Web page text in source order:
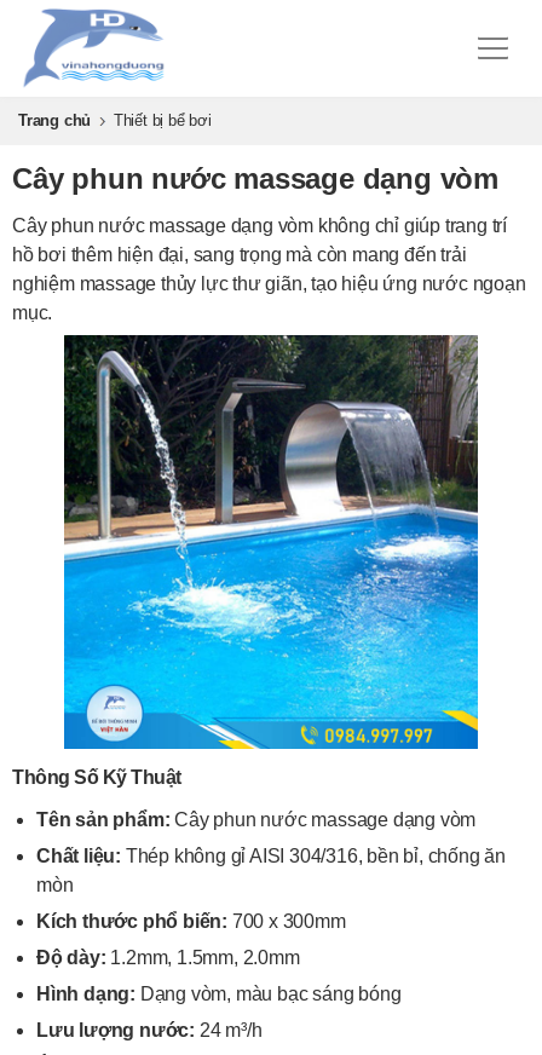
Trang chủ Thiết bị bể bơi
Cây phun nước massage dạng vòm
Cây phun nước massage dạng vòm không chỉ giúp trang trí
hồ bơi thêm hiện đại, sang trọng mà còn mang đến trải
nghiệm massage thủy lực thư giãn, tạo hiệu ứng nước ngoạn
mục.
Thông Số Kỹ Thuật
Tên sản phẩm:Cây phun nước massage dạng vòm
Chất liệu: Thép không gỉ AISI 304/316, bền bỉ, chống ăn
mòn
Kích thước phổ biến: 700 x 300mm
Độ dày: 1.2mm, 1.5mm, 2.0mm
Hình dạng: Dạng vòm, màu bạc sáng bóng
Lưu lượng nước: 24 m³/h